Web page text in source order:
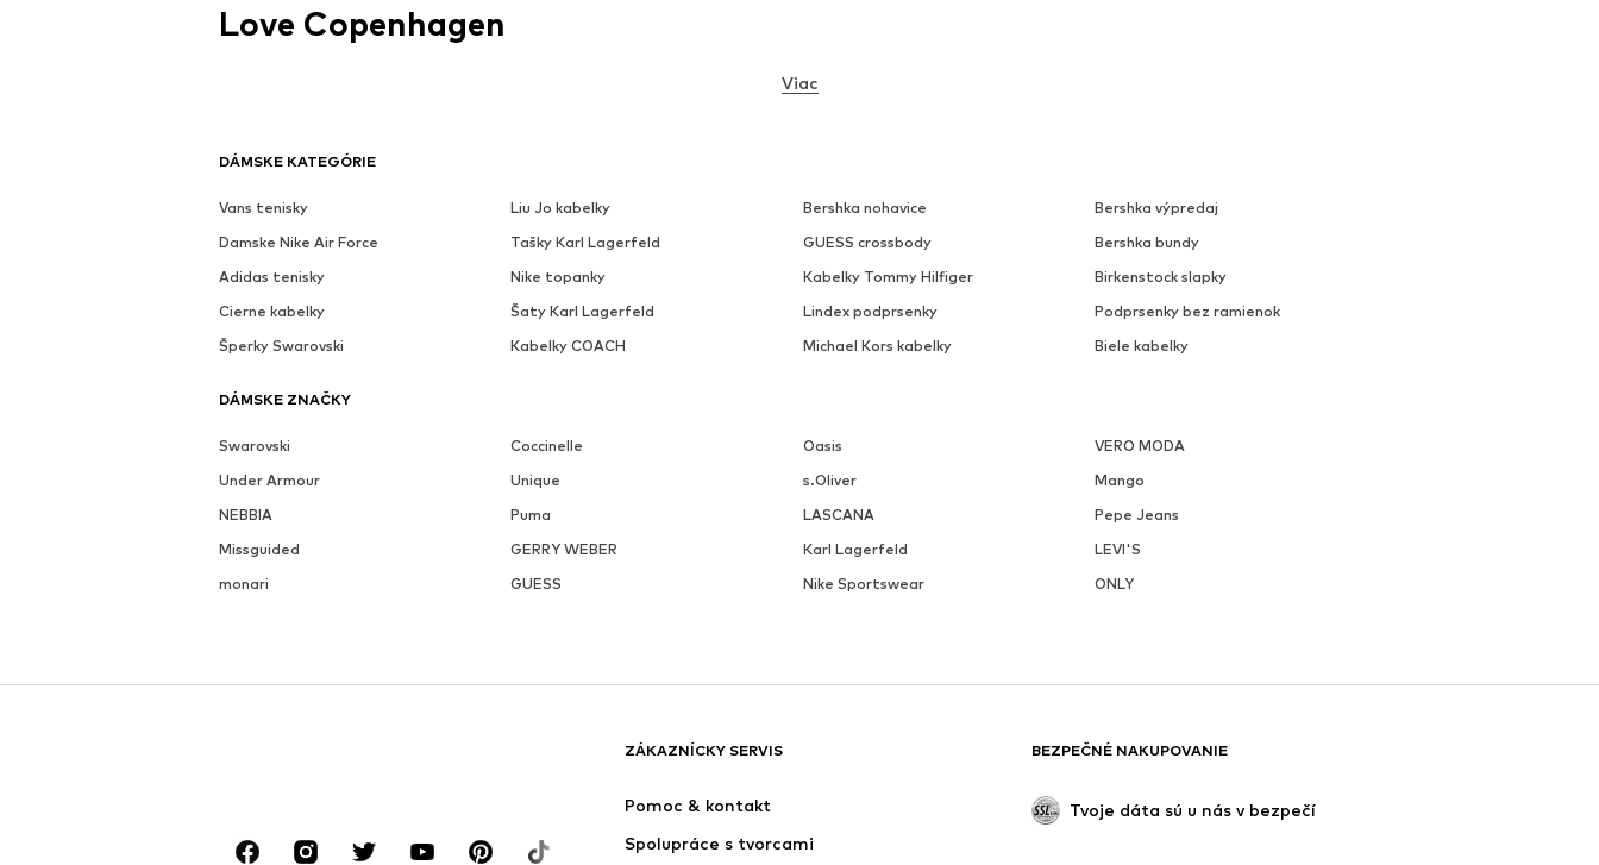
DÁMSKE KATEGÓRIE
Vans tenisky Liu Jo kabelky Bershka nohavice
Bershka výpredaj
Damske Nike Air Force
Tašky Karl Lagerfeld GUESS crossbody
Bershka bundy
Adidas tenisky
Nike topanky Kabelky Tommy Hilfiger
Birkenstock slapky
Cierne kabelky
Šaty Karl Lagerfeld Lindex podprsenky
Podprsenky bez ramienok
Šperky Swarovski
Kabelky COACH Michael Kors kabelky Biele kabelky
DÁMSKE ZNAČKY
Swarovski Coccinelle Oasis
VERO MODA
Under Armour
Unique s.Oliver
Mango
NEBBIA
Puma LASCANA
Pepe Jeans
Missguided
GERRY WEBER Karl Lagerfeld
LEVI'S
monari
GUESS Nike Sportswear ONLY
ZÁKAZNÍCKY SERVIS
Pomoc & kontakt
Spolupráce s tvorcami
BEZPEČNÉ NAKUPOVANIE
Tvoje dáta sú u nás v bezpečí
Love Copenhagen
Viac